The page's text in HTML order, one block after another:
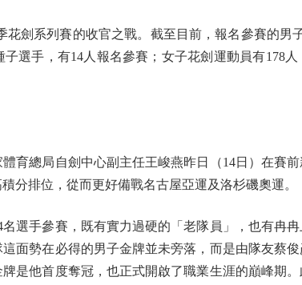
劍系列賽的收官之戰。截至目前，報名參賽的男
選手，有14人報名參賽；女子花劍運動員有178
總局自劍中心副主任王峻燕昨日（14日）在賽前
分排位，從而更好備戰名古屋亞運及洛杉磯奧運。
手參賽，既有實力過硬的「老隊員」，也有冉冉
面勢在必得的男子金牌並未旁落，而是由隊友蔡
是他首度奪冠，也正式開啟了職業生涯的巔峰期